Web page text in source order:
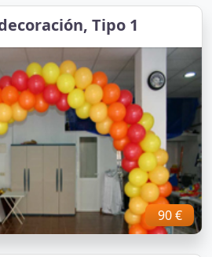
Tipo 1
90 €